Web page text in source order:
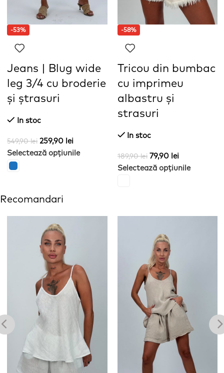
-53%
Jeans | Blug wide
leg 3/4 cu broderie
și ștrasuri
In stoc
549,90lei 259,90 lei
Selectează opțiunile
-58%
Tricou din bumbac
cu imprimeu
albastru și
strasuri
In stoc
189,90lei 79,90 lei
Selectează opțiunile
Recomandari